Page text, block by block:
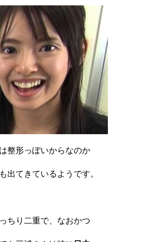
整形っぽいからなのか
出てきているようです。
ちり二重で、なおかつ